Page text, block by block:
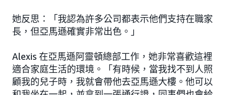
她反思：「我認為許多公司都表示他們支持在職家
長，但亞馬遜確實非常出色。」
Alexis 在亞馬遜阿靈頓總部工作，她非常喜歡這裡
適合家庭生活的環境。「有時候，當我找不到人照
顧我的兒子時，我就會帶他去亞馬遜大樓。他可以